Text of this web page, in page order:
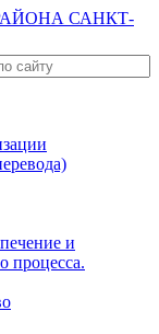
САНКТ-
и
процесса.